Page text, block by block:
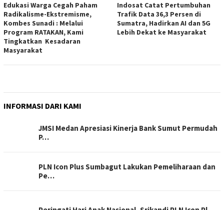
Edukasi Warga Cegah Paham
Radikalisme-Ekstremisme,
Kombes Sunadi : Melalui
Program RATAKAN, Kami
Tingkatkan Kesadaran
Masyarakat
Indosat Catat Pertumbuhan
Trafik Data 36,3 Persen di
Sumatra, Hadirkan AI dan 5G
Lebih Dekat ke Masyarakat
INFORMASI DARI KAMI
JMSI Medan Apresiasi Kinerja Bank Sumut Permudah
P…
PLN Icon Plus Sumbagut Lakukan Pemeliharaan dan
Pe…